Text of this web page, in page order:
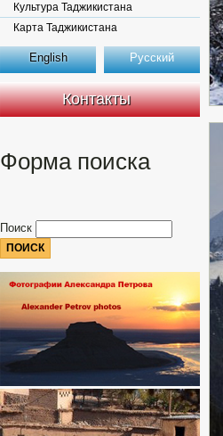
Культура Таджикистана
Карта Таджикистана
English Русский
Контакты
Форма поиска
Поиск